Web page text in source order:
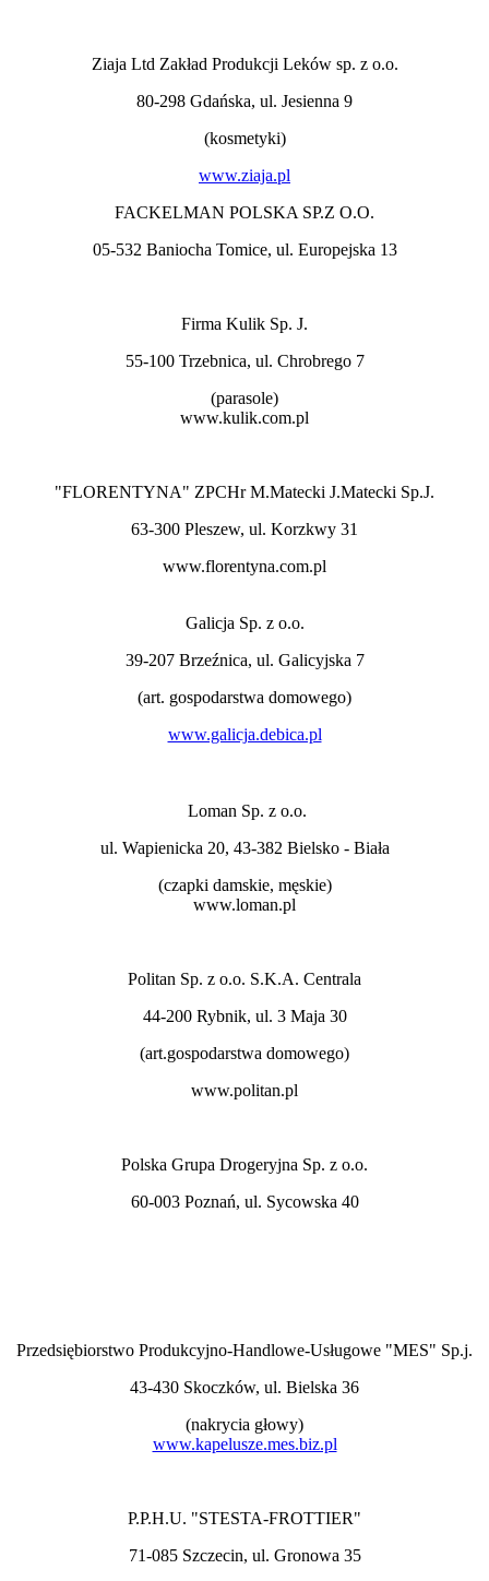
Ziaja Ltd Zakład Produkcji Leków sp. z o.o.
80-298 Gdańska, ul. Jesienna 9
(kosmetyki)
www.ziaja.pl
FACKELMAN POLSKA SP.Z O.O.
05-532 Baniocha Tomice, ul. Europejska 13
Firma Kulik Sp. J.
55-100 Trzebnica, ul. Chrobrego 7
(parasole)
www.kulik.com.pl
"FLORENTYNA" ZPCHr M.Matecki J.Matecki Sp.J.
63-300 Pleszew, ul. Korzkwy 31
www.florentyna.com.pl
Galicja Sp. z o.o.
39-207 Brzeźnica, ul. Galicyjska 7
(art. gospodarstwa domowego)
www.galicja.debica.pl
Loman Sp. z o.o.
ul. Wapienicka 20, 43-382 Bielsko - Biała
(czapki damskie, męskie)
www.loman.pl
Politan Sp. z o.o. S.K.A. Centrala
44-200 Rybnik, ul. 3 Maja 30
(art.gospodarstwa domowego)
www.politan.pl
Polska Grupa Drogeryjna Sp. z o.o.
60-003 Poznań, ul. Sycowska 40
Przedsiębiorstwo Produkcyjno-Handlowe-Usługowe "MES" Sp.j.
43-430 Skoczków, ul. Bielska 36
(nakrycia głowy)
www.kapelusze.mes.biz.pl
P.P.H.U. "STESTA-FROTTIER"
71-085 Szczecin, ul. Gronowa 35